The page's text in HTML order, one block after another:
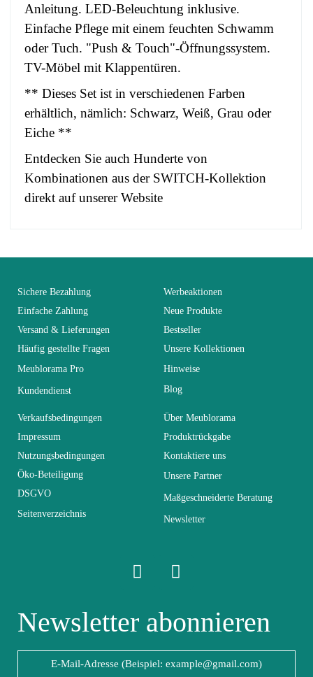
Anleitung. LED-Beleuchtung inklusive.
Einfache Pflege mit einem feuchten Schwamm
oder Tuch. "Push & Touch"-Öffnungssystem.
TV-Möbel mit Klappentüren.
** Dieses Set ist in verschiedenen Farben
erhältlich, nämlich: Schwarz, Weiß, Grau oder
Eiche **
Entdecken Sie auch Hunderte von
Kombinationen aus der SWITCH-Kollektion
direkt auf unserer Website
Alter Erwachsener
Kollektion SWITCH
Farben Schwarz
Lieferzeiten (Anz.
Tage)
21
Abmessungen L150xH80xP25
Elektrisch Elektrisch
Vorstellungsgespräch
mit einem feuchten
Mikrofasertuch
You Must Login To Review
Sichere Bezahlung
Einfache Zahlung
Versand & Lieferungen
Häufig gestellte Fragen
Meublorama Pro
Kundendienst
Werbeaktionen
Neue Produkte
Bestseller
Unsere Kollektionen
Hinweise
Blog
Verkaufsbedingungen
Impressum
Nutzungsbedingungen
Öko-Beteiligung
DSGVO
Seitenverzeichnis
Über Meublorama
Produktrückgabe
Kontaktiere uns
Unsere Partner
Maßgeschneiderte Beratung
Newsletter
Newsletter abonnieren